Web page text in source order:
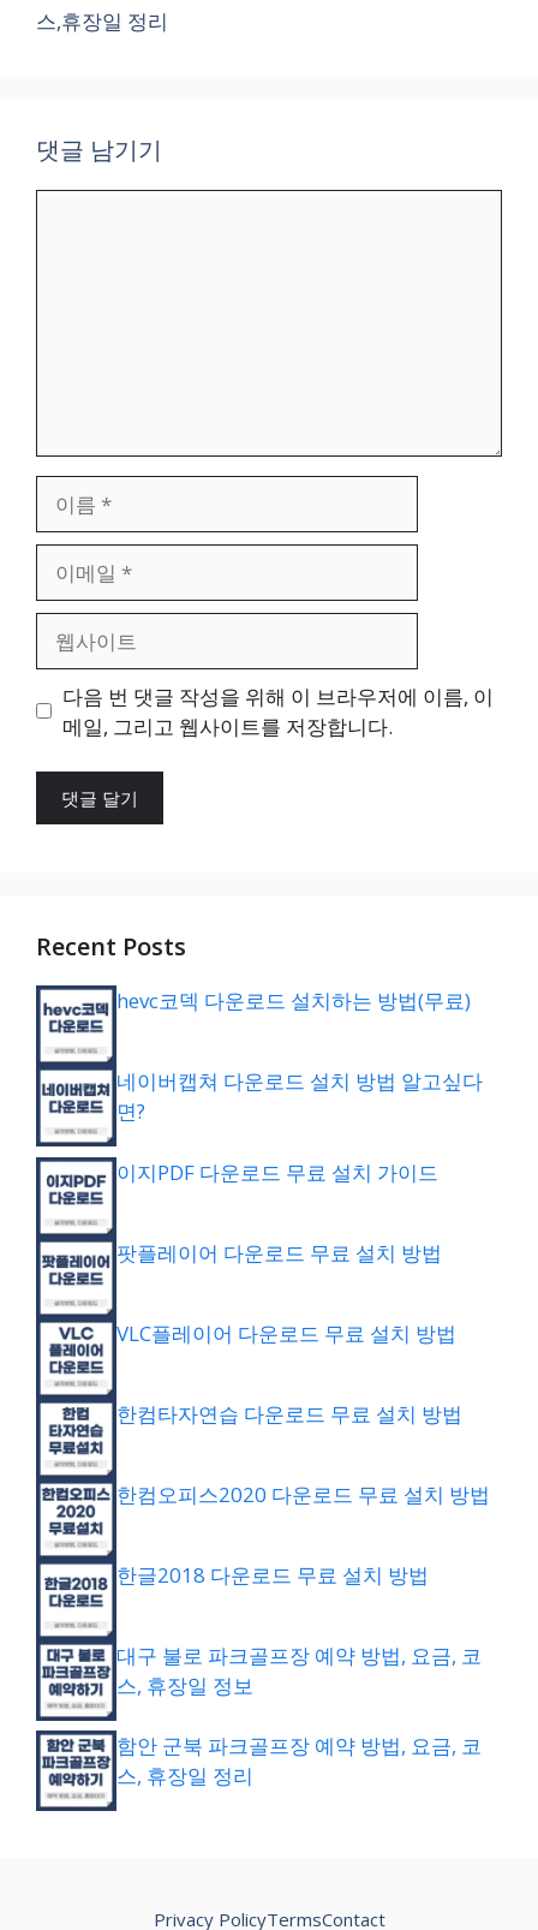
스,휴장일 정리
댓글 남기기
일
트
다음 번 댓글 작성을 위해 이 브라우저에 이름, 이
메일, 그리고 웹사이트를 저장합니다.
Recent Posts
hevc코덱 다운로드 설치하는 방법(무료)
네이버캡쳐 다운로드 설치 방법 알고싶다
면?
이지PDF 다운로드 무료 설치 가이드
팟플레이어 다운로드 무료 설치 방법
VLC플레이어 다운로드 무료 설치 방법
한컴타자연습 다운로드 무료 설치 방법
한컴오피스2020 다운로드 무료 설치 방법
한글2018 다운로드 무료 설치 방법
대구 불로 파크골프장 예약 방법, 요금, 코
스, 휴장일 정보
함안 군북 파크골프장 예약 방법, 요금, 코
스, 휴장일 정리
Privacy PolicyTermsContact